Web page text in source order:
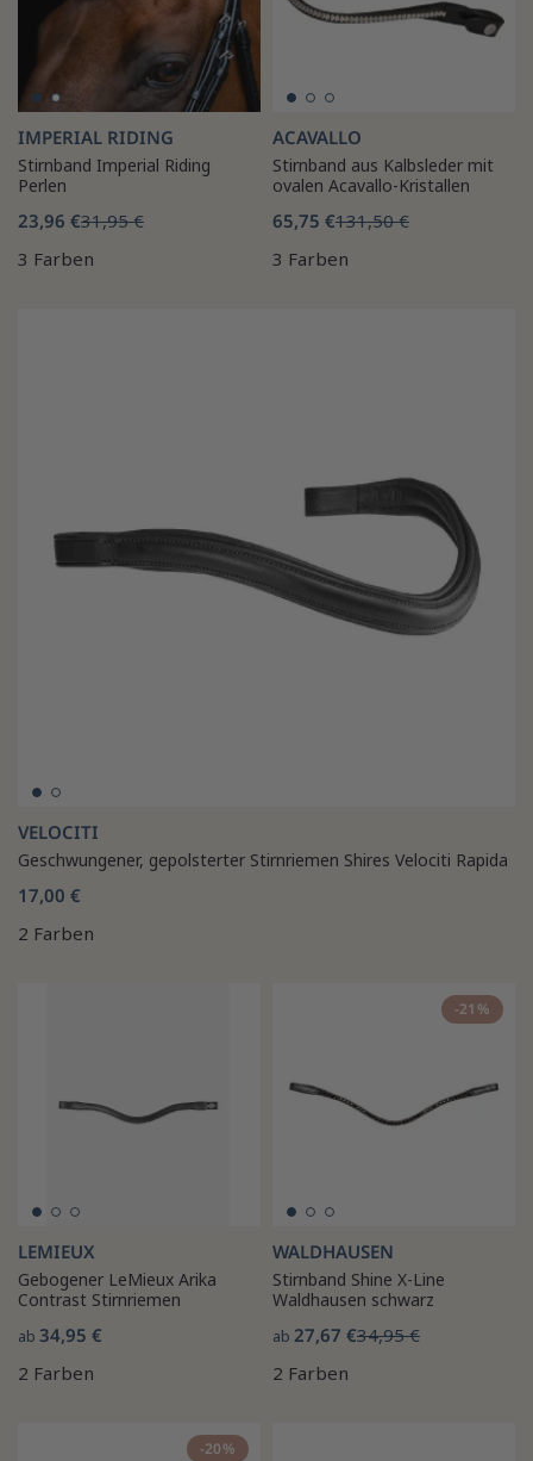
IMPERIAL RIDING
Stirnband Imperial Riding
Perlen
23,96 €31,95 €
3 Farben
ACAVALLO
Stirnband aus Kalbsleder mit
ovalen Acavallo-Kristallen
65,75 €131,50 €
3 Farben
VELOCITI
Geschwungener, gepolsterter Stirnriemen Shires Velociti Rapida
17,00 €
2 Farben
LEMIEUX
Gebogener LeMieux Arika
Contrast Stirnriemen
ab 34,95 €
2 Farben
-21%
WALDHAUSEN
Stirnband Shine X-Line
Waldhausen schwarz
ab 27,67 €34,95 €
2 Farben
-20%